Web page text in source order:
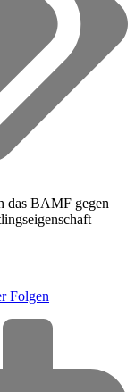
das BAMF gegen
Folgen